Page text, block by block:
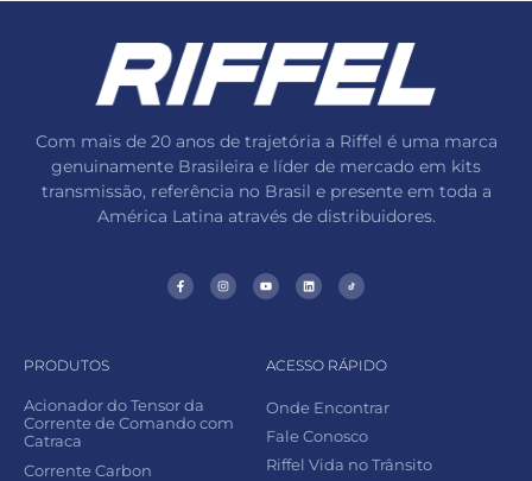
Com mais de 20 anos de trajetória a Riffel é uma marca
genuinamente Brasileira e líder de mercado em kits
transmissão, referência no Brasil e presente em toda a
América Latina através de distribuidores.
PRODUTOS
Acionador do Tensor da
Corrente de Comando com
Catraca
Corrente Carbon
ACESSO RÁPIDO
Onde Encontrar
Fale Conosco
Riffel Vida no Trânsito